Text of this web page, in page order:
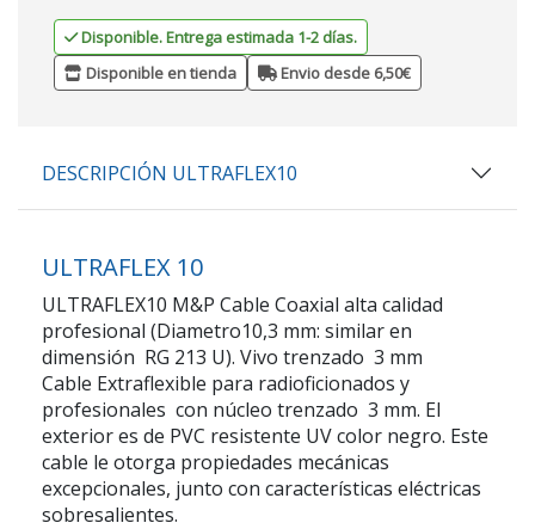
Disponible. Entrega estimada 1-2 días.
Disponible en tienda
Envio desde 6,50€
DESCRIPCIÓN ULTRAFLEX10
ULTRAFLEX 10
ULTRAFLEX10 M&P Cable Coaxial alta calidad
profesional (Diametro10,3 mm: similar en
dimensión RG 213 U). Vivo trenzado 3 mm
Cable Extraflexible para radioficionados y
profesionales con núcleo trenzado 3 mm. El
exterior es de PVC resistente UV color negro. Este
cable le otorga propiedades mecánicas
excepcionales, junto con características eléctricas
sobresalientes.